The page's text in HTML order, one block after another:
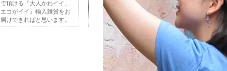
で頂ける『大人かわイイ、
エコがイイ』輸入雑貨をお
届けできればと思います。